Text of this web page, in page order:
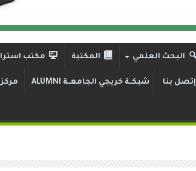
البحث العلمي المكتبة مكتب
إتصل بنا شبكــة خريجي الجامعــة ALUMNI